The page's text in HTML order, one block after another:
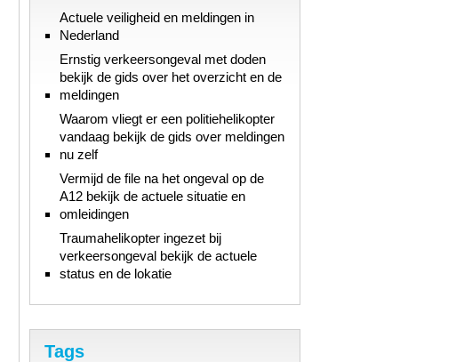
Actuele veiligheid en meldingen in
Nederland
Ernstig verkeersongeval met doden
bekijk de gids over het overzicht en de
meldingen
Waarom vliegt er een politiehelikopter
vandaag bekijk de gids over meldingen
nu zelf
Vermijd de file na het ongeval op de
A12 bekijk de actuele situatie en
omleidingen
Traumahelikopter ingezet bij
verkeersongeval bekijk de actuele
status en de lokatie
Tags